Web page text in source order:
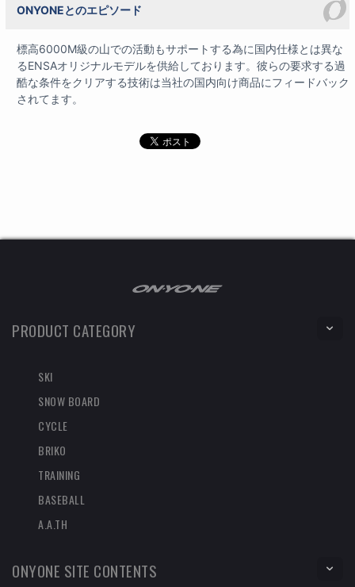
ONYONEとのエピソード
標高6000M級の山での活動もサポートする為に国内仕様とは異な
るENSAオリジナルモデルを供給しております。彼らの要求する過
酷な条件をクリアする技術は当社の国内向け商品にフィードバック
されてます。
PRODUCT CATEGORY
SKI
SNOW BOARD
CYCLE
BRIKO
TRAINING
BASEBALL
A.A.TH
ONYONE SITE CONTENTS